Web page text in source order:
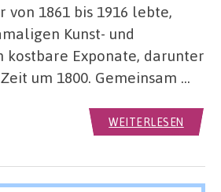
von 1861 bis 1916 lebte,
Kunst- und
kostbare Exponate, darunter
um 1800. Gemeinsam …
WEITERLESEN